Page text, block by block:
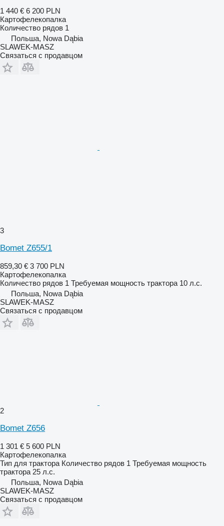
1 440 € 6 200 PLN
Картофелекопалка
Количество рядов 1
Польша, Nowa Dąbia
SLAWEK-MASZ
Связаться с продавцом
3
Bomet Z655/1
859,30 € 3 700 PLN
Картофелекопалка
Количество рядов 1 Требуемая мощность трактора 10 л.с.
Польша, Nowa Dąbia
SLAWEK-MASZ
Связаться с продавцом
2
Bomet Z656
1 301 € 5 600 PLN
Картофелекопалка
Тип для трактора Количество рядов 1 Требуемая мощность
трактора 25 л.с.
Польша, Nowa Dąbia
SLAWEK-MASZ
Связаться с продавцом